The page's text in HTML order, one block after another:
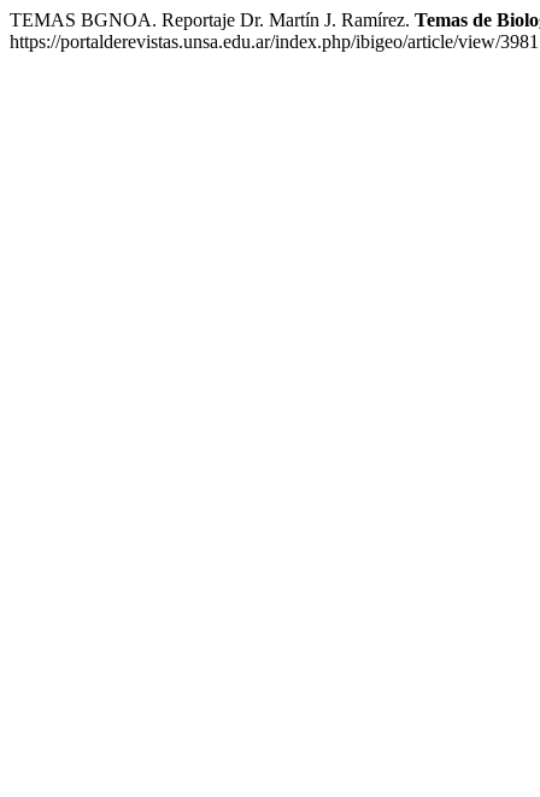
TEMAS BGNOA. Reportaje Dr. Martín J. Ramírez. Temas de
https://portalderevistas.unsa.edu.ar/index.php/ibigeo/article/view/